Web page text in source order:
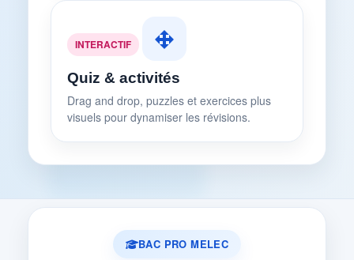
INTERACTIF
Quiz & activités
Drag and drop, puzzles et exercices plus
visuels pour dynamiser les révisions.
BAC PRO MELEC